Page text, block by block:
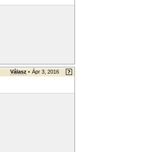
Válasz • Ápr 3, 2016